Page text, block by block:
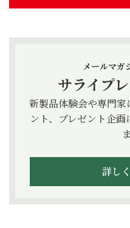
メールマガ
サライプ
新製品体験会や専門
ント、プレゼント企
詳し